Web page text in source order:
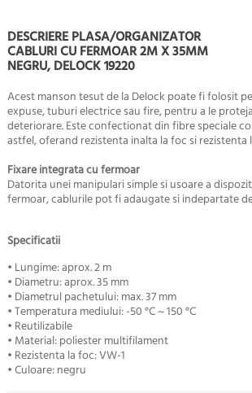
DESCRIERE PLASA/ORGANIZATOR
CABLURI CU FERMOAR 2M X 35MM
NEGRU, DELOCK 19220
Acest manson tesut de la Delock poate fi folosit
expuse, tuburi electrice sau fire, pentru a le
deteriorare. Este confectionat din fibre speciale
astfel, oferand rezistenta inalta la foc si rezistenta
Fixare integrata cu fermoar
Datorita unei manipulari simple si usoare a
fermoar, cablurile pot fi adaugate si indepartate
Specificatii
• Lungime: aprox. 2 m
• Diametru: aprox. 35 mm
• Diametrul pachetului: max. 37 mm
• Temperatura mediului: -50 °C ~ 150 °C
• Reutilizabile
• Material: poliester multifilament
• Rezistenta la foc: VW-1
• Culoare: negru